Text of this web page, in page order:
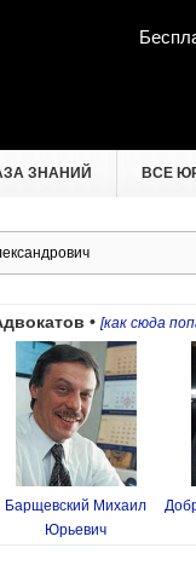
ЗНАНИЙ ВСЕ
• [как сюда
Барщевский Михаил
Юрьевич